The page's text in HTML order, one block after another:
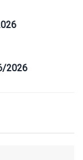
2026